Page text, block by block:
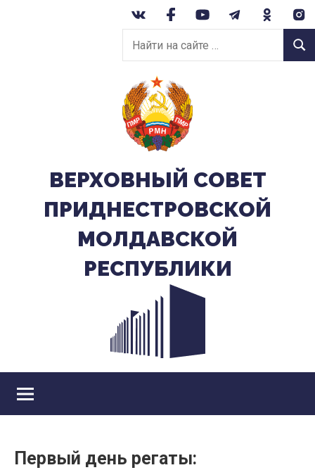
Найти
на
сайте:
ВЕРХОВНЫЙ CОВЕТ
ПРИДНЕСТРОВСКОЙ
МОЛДАВСКОЙ
РЕСПУБЛИКИ
Первый день регаты: